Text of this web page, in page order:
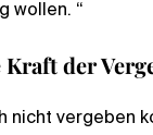
wollen. “
der
nicht vergeben